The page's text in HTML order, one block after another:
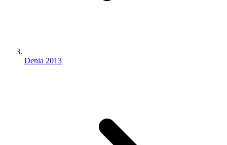
Denia 2013